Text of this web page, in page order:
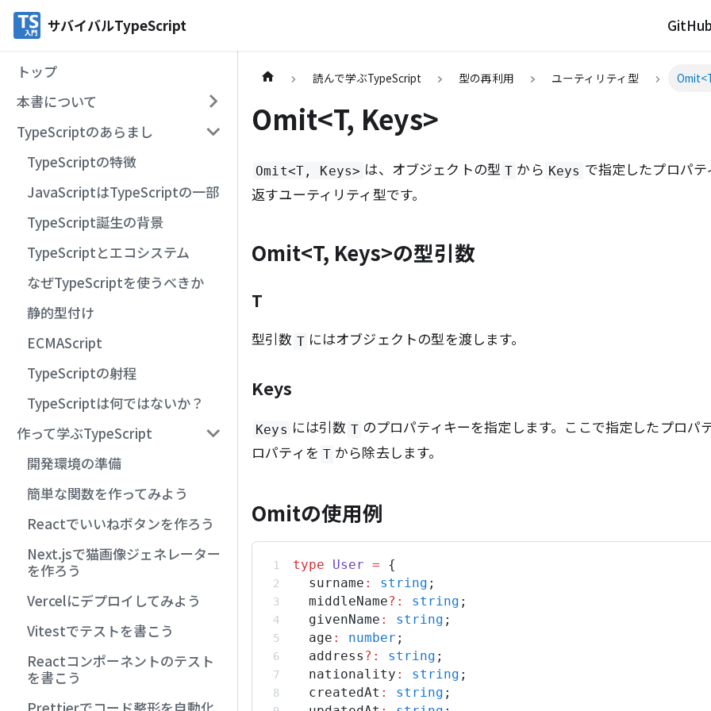
サバイバルTypeScript GitHub
トップ
本書について
TypeScriptのあらまし
TypeScriptの特徴
JavaScriptはTypeScriptの一部
TypeScript誕生の背景
TypeScriptとエコシステム
なぜTypeScriptを使うべきか
静的型付け
ECMAScript
TypeScriptの射程
TypeScriptは何ではないか？
作って学ぶTypeScript
開発環境の準備
簡単な関数を作ってみよう
Reactでいいねボタンを作ろう
Next.jsで猫画像ジェネレーター
を作ろう
Vercelにデプロイしてみよう
Vitestでテストを書こう
Reactコンポーネントのテスト
を書こう
読んで学ぶTypeScript 型の再利用 ユーティリティ型
Omit<T, Keys>
Omit<T, Keys> は、オブジェクトの型 T から Keys で指定したプロパ
返すユーティリティ型です。
Omit<T, Keys>の型引数
T
型引数 T にはオブジェクトの型を渡します。
Keys
Keys には引数 T のプロパティキーを指定します。ここで指定したプロパ
ロパティを T から除去します。
Omitの使用例
type User = {
surname : string ;
middleName?: string ;
givenName : string ;
age : number ;
address ?: string ;
nationality : string ;
createdAt : string ;